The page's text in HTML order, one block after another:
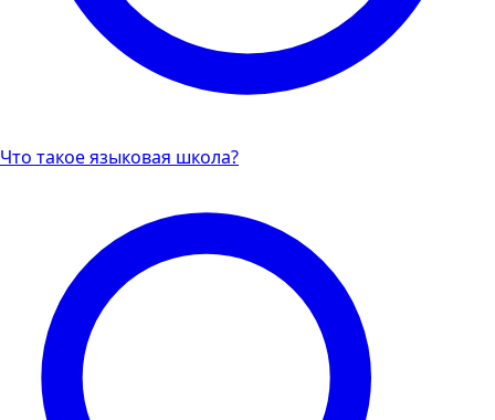
Что такое языковая школа?